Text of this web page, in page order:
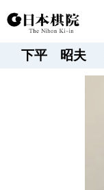
下平 昭夫